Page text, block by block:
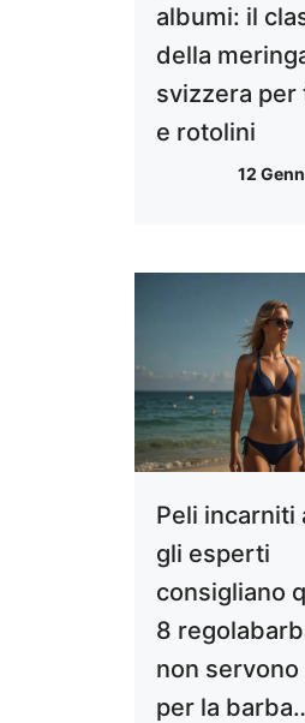
albumi: il
della
svizzera per
e rotolini
12
Peli incarniti
gli esperti
consigliano
8
non servono
per la